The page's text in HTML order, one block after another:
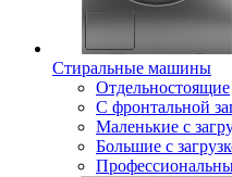
Стиральные машины
Отдельностоящие
С фронтальной
Маленькие с
Большие с